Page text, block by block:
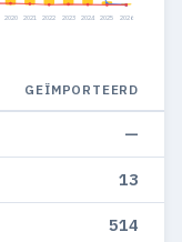
2020 2021 2022 2023 2024 2025 2026
GEÏMPORTEERD
—
13
514